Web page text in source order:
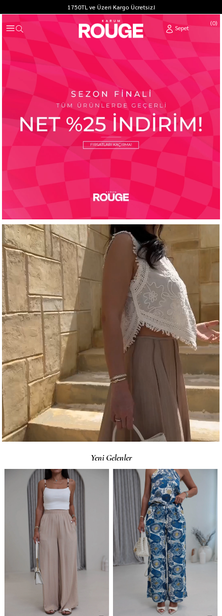
1750TL ve Üzeri Kargo Ücretsiz!
0
Yeni Gelenler